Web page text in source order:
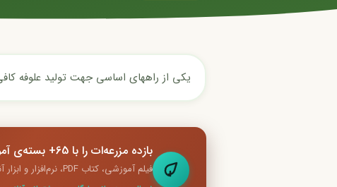
یکی از راههای اساسی جهت تولید علوفه
بازده مزرعه‌ات را با 65+ بسته‌ی آموزشی تخصصی دو برابر کن
فیلم آموزشی، کتاب PDF، نرم‌افزار و ابزار آنلاین — همه در یک‌جا